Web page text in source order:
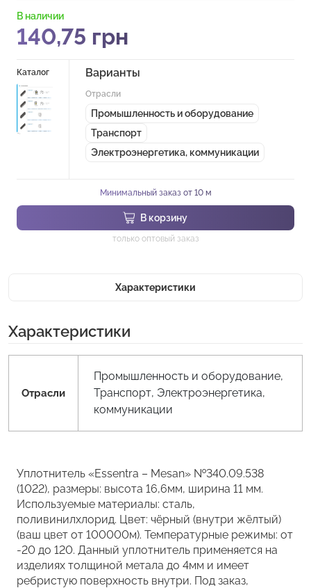
В наличии
140,75 грн
Каталог Варианты
Отрасли
Промышленность и оборудование
Транспорт
Электроэнергетика, коммуникации
Минимальный заказ от 10 м
В корзину
только оптовый заказ
Характеристики
Характеристики
Отрасли
Промышленность и оборудование,
Транспорт, Электроэнергетика,
коммуникации
Уплотнитель «Essentra – Mesan» №340.09.538
(1022), размеры: высота 16,6мм, ширина 11 мм.
Используемые материалы: сталь,
поливинилхлорид. Цвет: чёрный (внутри жёлтый)
(ваш цвет от 100000м). Температурные режимы: от
-20 до 120. Данный уплотнитель применяется на
изделиях толщиной метала до 4мм и имеет
ребристую поверхность внутри. Под заказ,